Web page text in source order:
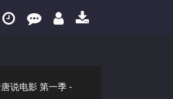
说电影 第一季 -